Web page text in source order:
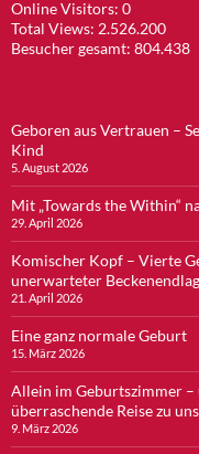
Online Visitors: 0
Total Views: 2.526.200
Besucher gesamt: 804.438
Geboren aus Vertrauen –
Kind
5. August 2026
Mit „Towards the Within“
29. April 2026
Komischer Kopf – Vierte
unerwarteter
21. April 2026
Eine ganz normale Geburt
15. März 2026
Allein im Geburtszimmer –
überraschende Reise zu
9. März 2026